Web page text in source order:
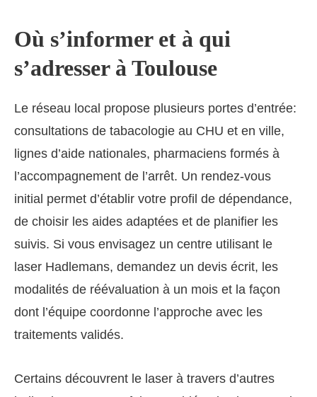
Où s’informer et à qui
s’adresser à Toulouse
Le réseau local propose plusieurs portes d’entrée:
consultations de tabacologie au CHU et en ville,
lignes d’aide nationales, pharmaciens formés à
l’accompagnement de l’arrêt. Un rendez-vous
initial permet d’établir votre profil de dépendance,
de choisir les aides adaptées et de planifier les
suivis. Si vous envisagez un centre utilisant le
laser Hadlemans, demandez un devis écrit, les
modalités de réévaluation à un mois et la façon
dont l’équipe coordonne l’approche avec les
traitements validés.
Certains découvrent le laser à travers d’autres